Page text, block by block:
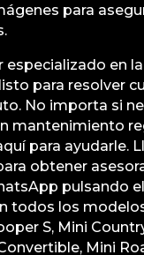
para
especializado en
para resolver
No importa si
mantenimiento
para ayudarle.
obtener
pulsando
todos los
S, Mini
Mini